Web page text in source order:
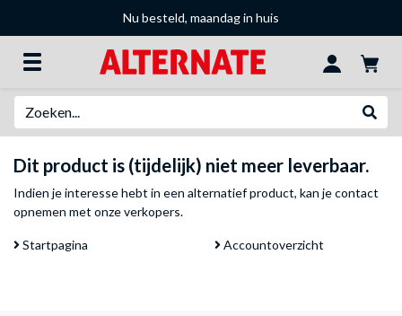
Nu besteld, maandag in huis
Dit product is (tijdelijk) niet meer leverbaar.
Indien je interesse hebt in een alternatief product, kan jecontact
opnemen met onze verkopers.
Startpagina Accountoverzicht